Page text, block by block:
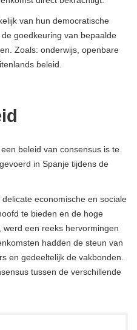
van hun democratische
goedkeuring van bepaalde
Zoals: onderwijs, openbare
beleid.
beleid van consensus is te
in Spanje tijdens de
economische en sociale
te bieden en de hoge
een reeks hervormingen
hadden de steun van
en gedeeltelijk de vakbonden.
tussen de verschillende